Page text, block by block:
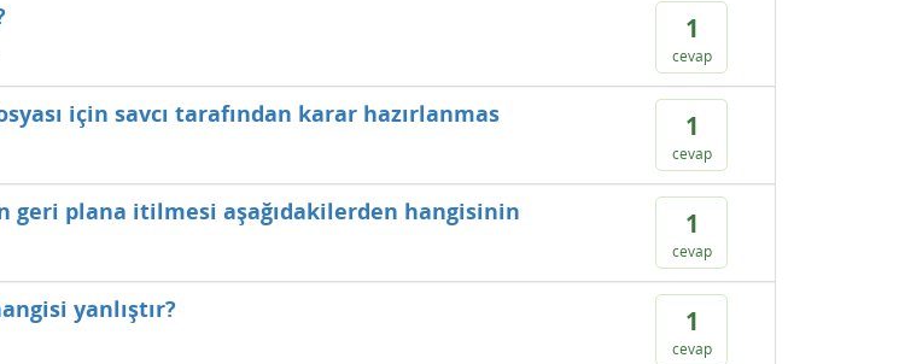
1
cevap
1
cevap
için savcı tarafından karar hazırlanmas
1
cevap
geri plana itilmesi aşağıdakilerden hangisinin
1
cevap
yanlıştır?